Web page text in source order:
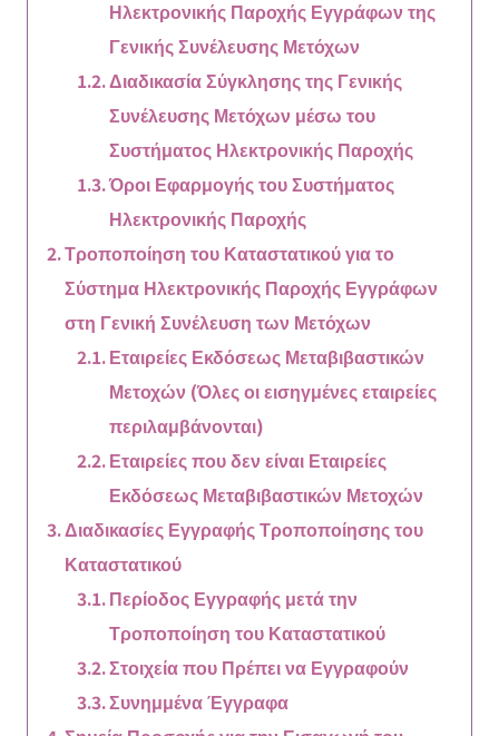
Ηλεκτρονικής Παροχής Εγγράφων της
Γενικής Συνέλευσης Μετόχων
Διαδικασία Σύγκλησης της Γενικής
Συνέλευσης Μετόχων μέσω του
Συστήματος Ηλεκτρονικής Παροχής
Όροι Εφαρμογής του Συστήματος
Ηλεκτρονικής Παροχής
Τροποποίηση του Καταστατικού για το
Σύστημα Ηλεκτρονικής Παροχής Εγγράφων
στη Γενική Συνέλευση των Μετόχων
Εταιρείες Εκδόσεως Μεταβιβαστικών
Μετοχών (Όλες οι εισηγμένες εταιρείες
περιλαμβάνονται)
Εταιρείες που δεν είναι Εταιρείες
Εκδόσεως Μεταβιβαστικών Μετοχών
Διαδικασίες Εγγραφής Τροποποίησης του
Καταστατικού
Περίοδος Εγγραφής μετά την
Τροποποίηση του Καταστατικού
Στοιχεία που Πρέπει να Εγγραφούν
Συνημμένα Έγγραφα